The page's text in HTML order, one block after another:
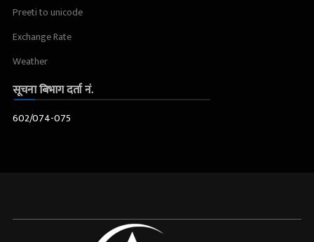
Preeti to unicode
Exchange Rate
Weather
सूचना बिभाग दर्ता नं.
602/074-075